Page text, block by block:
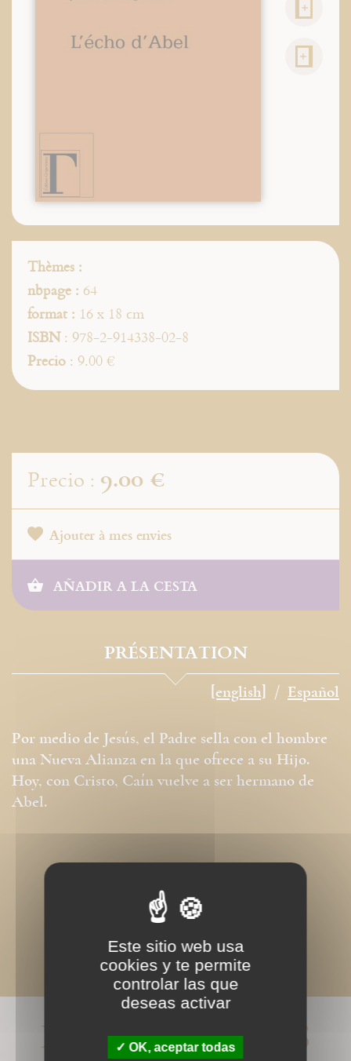
Thèmes :
nbpage : 64
format : 16 x 18 cm
ISBN: 978-2-914338-02-8
Precio : 9.00 €
Precio : 9.00 €
Ajouter à mes envies
AÑADIR A LA CESTA
PRÉSENTATION
[english] Español
Por medio de Jesús, el Padre sella con el hombre
una Nueva Alianza en la que ofrece a su Hijo.
Hoy, con Cristo, Caín vuelve a ser hermano de
Abel.
LIVRES ASSOCIÉS
Este sitio web usa
cookies y te permite
controlar las que
deseas activar
OK, aceptar todas